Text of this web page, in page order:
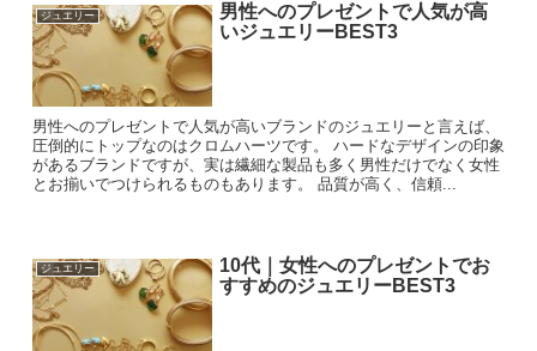
ジュエリー
男性へのプレゼントで人気が高
いジュエリーBEST3
男性へのプレゼントで人気が高いブランドのジュエリーと言えば、
圧倒的にトップなのはクロムハーツです。 ハードなデザインの印象
があるブランドですが、実は繊細な製品も多く男性だけでなく女性
とお揃いでつけられるものもあります。 品質が高く、信頼...
ジュエリー
10代｜女性へのプレゼントでお
すすめのジュエリーBEST3